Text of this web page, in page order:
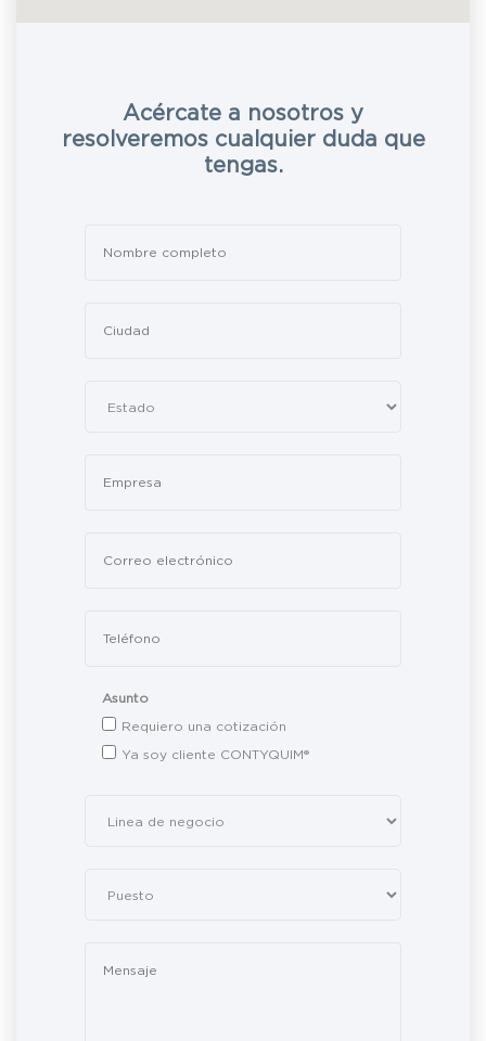
Acércate a nosotros y
resolveremos cualquier duda que
tengas.
Asunto
Requiero una cotización
Ya soy cliente CONTYQUIM®